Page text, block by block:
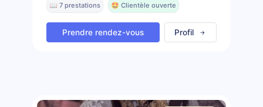
📖 7 prestations 🤩 Clientèle ouverte
Prendre rendez-vous Profil